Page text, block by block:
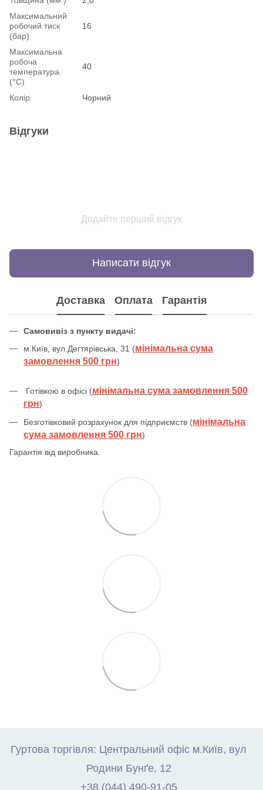
Максимальний
робочий тиск
(бар)
16
Максимальна
робоча
температура
(°С)
40
Колір Чорний
Відгуки
Додайте перший відгук
Написати відгук
Доставка Оплата Гарантія
Самовивіз з пункту видачі:
м.Київ, вул.Дегтярівська, 31 (мінімальна сума
замовлення 500 грн)
Готівкою в офісі (мінімальна сума замовлення 500
грн)
Безготівковий розрахунок для підприємств (мінімальна
сума замовлення 500 грн)
Гарантія від виробника.
Гуртова торгівля: Центральний офіс м.Київ, вул
Родини Бунґе, 12
+38 (044) 490-91-05